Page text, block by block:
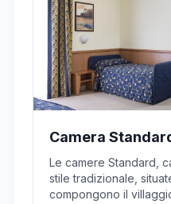
Camera
Le camere Standard,
stile tradizionale,
compongono il